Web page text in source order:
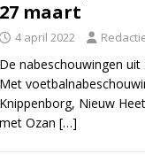
27 maart
4 april 2022
De nabeschouwingen
Met
Knippenborg, Nieuw
met Ozan […]